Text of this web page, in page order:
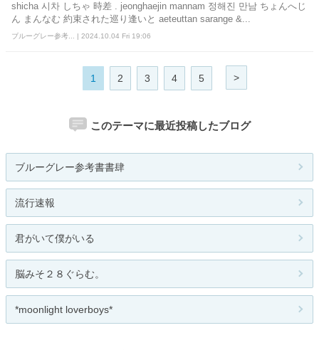
shicha 시차 しちゃ 時差 . jeonghaejin mannam 정해진 만남 ちょんへじ
ん まんなむ 約束された巡り逢いと aeteuttan sarange &...
ブルーグレー参考... | 2024.10.04 Fri 19:06
1 2 3 4 5 >
このテーマに最近投稿したブログ
ブルーグレー参考書書肆
流行速報
君がいて僕がいる
脳みそ２８ぐらむ。
*moonlight loverboys*